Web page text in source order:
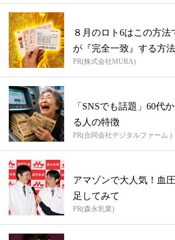
８月のロト6はこの方
が『完全一致』する方法
PR(株式会社MURA)
「SNSでも話題」60代
る人の特徴
PR(合同会社デジタルファーム )
アマゾンで大人気！血
足してみて
PR(森永乳業)